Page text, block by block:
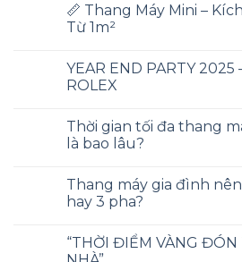
📏 Thang Máy Mini –
Từ 1m²
YEAR END PARTY 2025
ROLEX
Thời gian tối đa thang
là bao lâu?
Thang máy gia đình
hay 3 pha?
“THỜI ĐIỂM VÀNG ĐÓN